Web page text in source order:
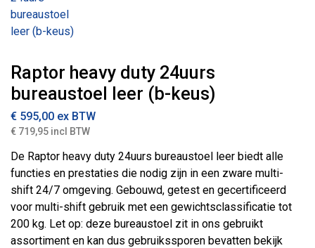
Raptor heavy duty 24uurs
bureaustoel leer (b-keus)
€ 595,00 ex BTW
€ 719,95 incl BTW
De Raptor heavy duty 24uurs bureaustoel leer biedt alle
functies en prestaties die nodig zijn in een zware multi-
shift 24/7 omgeving. Gebouwd, getest en gecertificeerd
voor multi-shift gebruik met een gewichtsclassificatie tot
200 kg. Let op: deze bureaustoel zit in ons gebruikt
assortiment en kan dus gebruikssporen bevatten bekijk